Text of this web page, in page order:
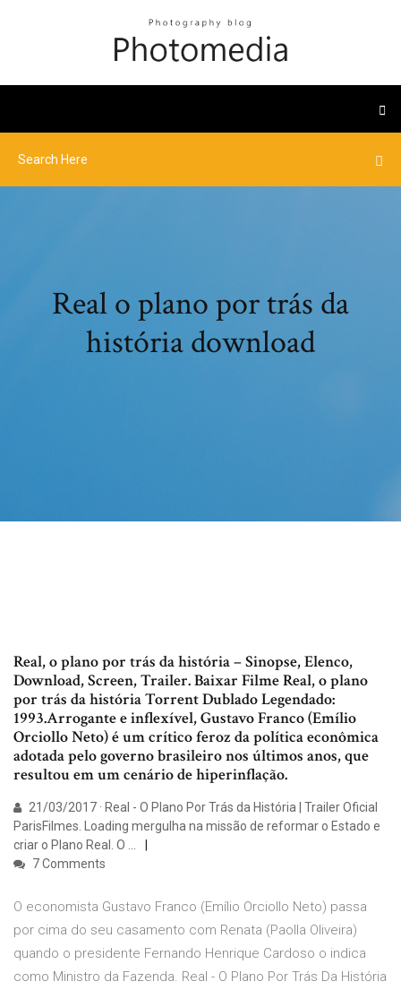
Real o plano por trás da
história download
Real, o plano por trás da história – Sinopse, Elenco,
Download, Screen, Trailer. Baixar Filme Real, o plano
por trás da história Torrent Dublado Legendado:
1993.Arrogante e inflexível, Gustavo Franco (Emílio
Orciollo Neto) é um crítico feroz da política econômica
adotada pelo governo brasileiro nos últimos anos, que
resultou em um cenário de hiperinflação.
21/03/2017 · Real - O Plano Por Trás da História | Trailer Oficial
ParisFilmes. Loading mergulha na missão de reformar o Estado e
criar o Plano Real. O …
7 Comments
O economista Gustavo Franco (Emílio Orciollo Neto) passa
por cima do seu casamento com Renata (Paolla Oliveira)
quando o presidente Fernando Henrique Cardoso o indica
como Ministro da Fazenda. Real - O Plano Por Trás Da História